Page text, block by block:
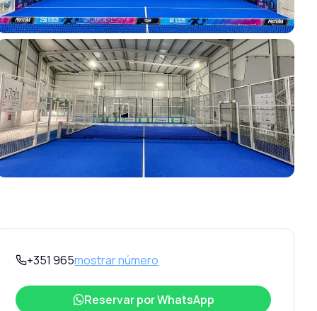
+351 965mostrar número
Reservar porWhatsApp